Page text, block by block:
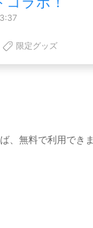
限定グッズ
、無料で利用できま